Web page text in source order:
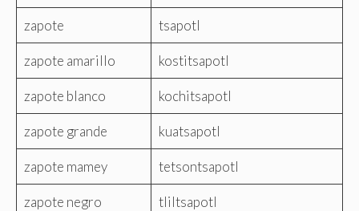
zapote tsapotl
zapote amarillo kostitsapotl
zapote blanco kochitsapotl
zapote grande kuatsapotl
zapote mamey tetsontsapotl
zapote negro tliltsapotl